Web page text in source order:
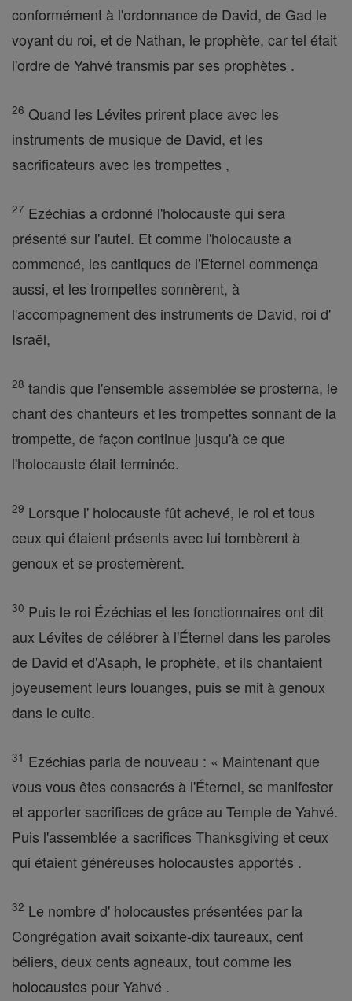
conformément à l'ordonnance de David, de Gad le
voyant du roi, et de Nathan, le prophète, car tel était
l'ordre de Yahvé transmis par ses prophètes .
26 Quand les Lévites prirent place avec les
instruments de musique de David, et les
sacrificateurs avec les trompettes ,
27 Ezéchias a ordonné l'holocauste qui sera
présenté sur l'autel. Et comme l'holocauste a
commencé, les cantiques de l'Eternel commença
aussi, et les trompettes sonnèrent, à
l'accompagnement des instruments de David, roi d'
Israël,
28 tandis que l'ensemble assemblée se prosterna, le
chant des chanteurs et les trompettes sonnant de la
trompette, de façon continue jusqu'à ce que
l'holocauste était terminée.
29 Lorsque l' holocauste fût achevé, le roi et tous
ceux qui étaient présents avec lui tombèrent à
genoux et se prosternèrent.
30 Puis le roi Ézéchias et les fonctionnaires ont dit
aux Lévites de célébrer à l'Éternel dans les paroles
de David et d'Asaph, le prophète, et ils chantaient
joyeusement leurs louanges, puis se mit à genoux
dans le culte.
31 Ezéchias parla de nouveau : « Maintenant que
vous vous êtes consacrés à l'Éternel, se manifester
et apporter sacrifices de grâce au Temple de Yahvé.
Puis l'assemblée a sacrifices Thanksgiving et ceux
qui étaient généreuses holocaustes apportés .
32 Le nombre d' holocaustes présentées par la
Congrégation avait soixante-dix taureaux, cent
béliers, deux cents agneaux, tout comme les
holocaustes pour Yahvé .